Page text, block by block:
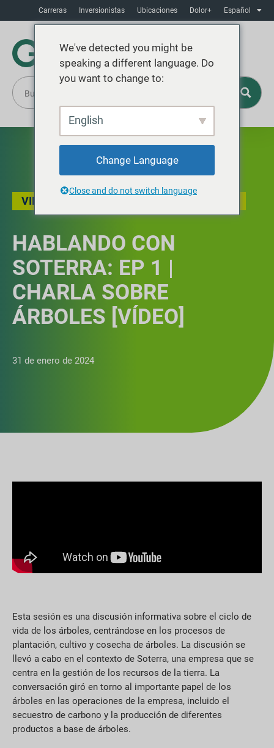
Carreras Inversionistas Ubicaciones Dolor+ Español
VIDEO
HABLANDO CON
SOTERRA: EP 1 |
CHARLA SOBRE
ÁRBOLES [VÍDEO]
31 de enero de 2024
Esta sesión es una discusión informativa sobre el ciclo de
vida de los árboles, centrándose en los procesos de
plantación, cultivo y cosecha de árboles. La discusión se
llevó a cabo en el contexto de Soterra, una empresa que se
centra en la gestión de los recursos de la tierra. La
conversación giró en torno al importante papel de los
árboles en las operaciones de la empresa, incluido el
secuestro de carbono y la producción de diferentes
productos a base de árboles.
We've detected you might be
speaking a different language. Do
you want to change to:
English
Change Language
Close and do not switch language